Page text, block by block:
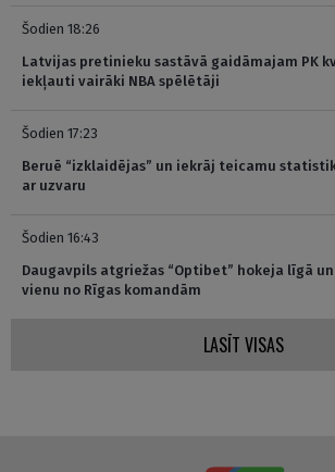
Šodien 18:26
Latvijas pretinieku sastāvā gaidāmajam PK
iekļauti vairāki NBA spēlētāji
Šodien 17:23
Beruē “izklaidējas” un iekrāj teicamu
ar uzvaru
Šodien 16:43
Daugavpils atgriežas “Optibet” hokeja līgā
vienu no Rīgas komandām
LASĪT VISAS